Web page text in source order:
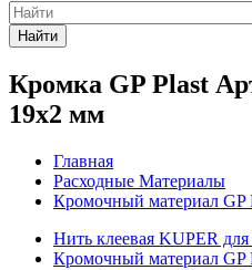
Найти
Кромка GP Plast
19x2 мм
Главная
Расходные Материалы
Кромочный материал GP
Нить клеевая KUPER
Кромочный материал GP